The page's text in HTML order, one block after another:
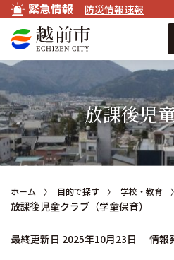
緊急情報 防災情報速報
放課後児
ホーム 目的で探す 学校・教育
放課後児童クラブ（学童保育）
最終更新日 2025年10月23日 情報